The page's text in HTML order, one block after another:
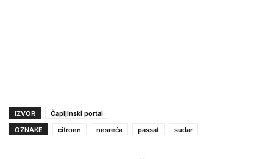
IZVOR
Čapljinski portal
OZNAKE
citroen nesreća passat sudar